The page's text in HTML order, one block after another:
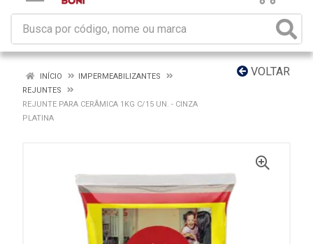
VOLTAR
INÍCIO
IMPERMEABILIZANTES
REJUNTES
REJUNTE PARA CERÂMICA 1KG C/15 UN. - CINZA
PLATINA